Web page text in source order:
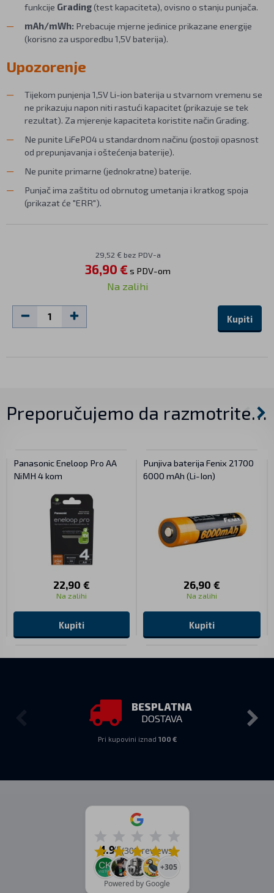
funkcije Grading(test kapaciteta), ovisno o stanju punjača.
mAh/mWh: Prebacuje mjerne jedinice prikazane energije
(korisno za usporedbu 1,5V baterija).
Upozorenje
Tijekom punjenja 1,5V Li-ion baterija u stvarnom vremenu se
ne prikazuju napon niti rastući kapacitet (prikazuje se tek
rezultat). Za mjerenje kapaciteta koristite način Grading.
Ne punite LiFePO4 u standardnom načinu (postoji opasnost
od prepunjavanja i oštećenja baterije).
Ne punite primarne (jednokratne) baterije.
Punjač ima zaštitu od obrnutog umetanja i kratkog spoja
(prikazat će "ERR").
29,52 € bez PDV-a
36,90 € s PDV-om
Na zalihi
Kupiti
Preporučujemo da razmotrite…
Panasonic Eneloop Pro AA
NiMH 4 kom
22,90 €
Na zalihi
Kupiti
Punjiva baterija Fenix 21700
6000 mAh (Li-Ion)
26,90 €
Na zalihi
Kupiti
BESPLATNA
DOSTAVA
Pri kupovini iznad 100 €
4.9/5(309 reviews)
+305
Powered by Google